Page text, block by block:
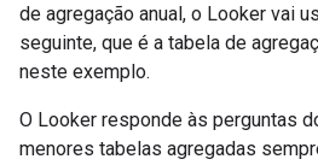
de agregação anual, o Looker vai
seguinte, que é a tabela de
neste exemplo.
O Looker responde às perguntas
menores tabelas agregadas